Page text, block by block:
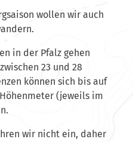
wollen wir auch
in der Pfalz gehen
23 und 28
können sich bis auf
(jeweils im
wir nicht ein, daher